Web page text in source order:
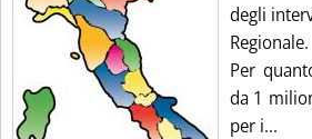
degli
Regionale.
Per
da 1
per i...